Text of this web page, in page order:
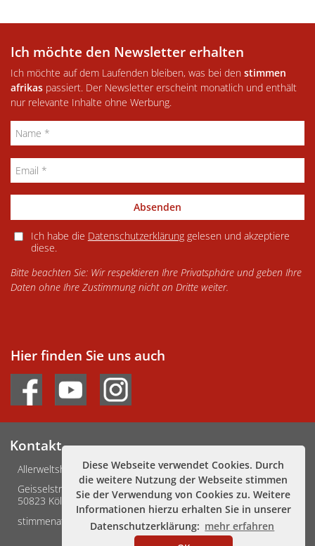
Diese Webseite verwendet Cookies. Durch
die weitere Nutzung der Webseite stimmen
Sie der Verwendung von Cookies zu. Weitere
Informationen hierzu erhalten Sie in unserer
Datenschutzerklärung: mehr erfahren
Ich möchte den Newsletter erhalten
Ich möchte auf dem Laufenden bleiben, was bei den stimmen
afrikas passiert. Der Newsletter erscheint monatlich und enthält
nur relevante Inhalte ohne Werbung.
Absenden
Ich habe die Datenschutzerklärunggelesen und akzeptiere
diese.
Bitte beachten Sie: Wir respektieren Ihre Privatsphäre und geben Ihre
Daten ohne Ihre Zustimmung nicht an Dritte weiter.
Hier finden Sie uns auch
Kontakt
Allerweltshaus Köln e.V.
Geisselstraße 3-5
50823 Köln
stimmenafrikas@allerweltshaus.de